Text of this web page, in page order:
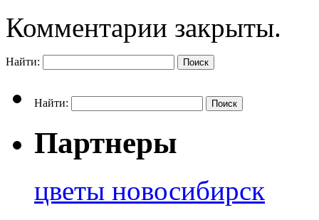
Комментарии закрыты.
Найти:
Найти:
Партнеры
цветы новосибирск